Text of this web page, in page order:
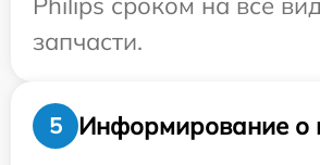
запчасти.
5
Информирование о